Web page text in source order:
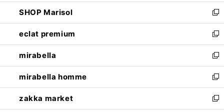
く
ウ
で
開
く
ン
ド
ウ
で
開
く
ウ
ィ
ン
ド
ウ
で
開
く
し
い
ウ
ィ
ン
ド
ウ
で
開
く
SHOP Marisol
新
し
い
ウ
ィ
ン
ド
ウ
で
開
eclat premium
新
し
い
ウ
ィ
ン
ド
ウ
mirabella
新
し
い
ウ
ィ
ン
mirabella homme
新
し
い
zakka market
新